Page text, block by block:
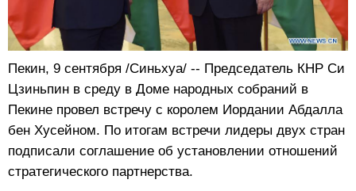
Пекин, 9 сентября /Синьхуа/ -- Председатель КНР Си
Цзиньпин в среду в Доме народных собраний в
Пекине провел встречу с королем Иордании Абдалла
бен Хусейном. По итогам встречи лидеры двух стран
подписали соглашение об установлении отношений
стратегического партнерства.